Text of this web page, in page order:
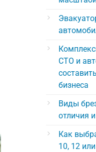
СТО и
бизнеса
Виды
отличия
Как
10, 12